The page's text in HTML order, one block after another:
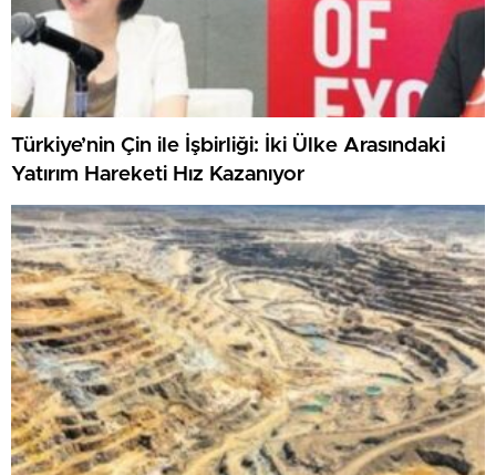
Türkiye’nin Çin ile İşbirliği: İki Ülke Arasındaki
Yatırım Hareketi Hız Kazanıyor